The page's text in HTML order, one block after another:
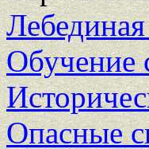
Обучение
Опасные